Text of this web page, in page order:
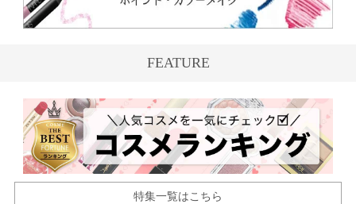
FEATURE
特集一覧はこちら